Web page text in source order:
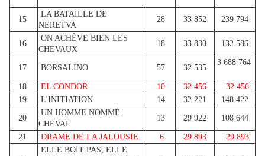
15
LA BATAILLE DE
NERETVA
28 33 852 239 794
16
ON ACHÈVE BIEN LES
CHEVAUX
18 33 830 132 586
17 BORSALINO 57 32 535
3 688 764
18 EL CONDOR 10 32 456
32 456
19
L'INITIATION 14 32 221 148 422
20
UN HOMME NOMMÉ
CHEVAL
13 29 922 108 644
21 DRAME DE LA JALOUSIE 6 29 893 29 893
ELLE BOIT PAS, ELLE